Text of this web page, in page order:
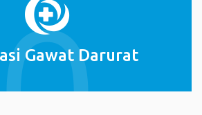
Gawat Darurat